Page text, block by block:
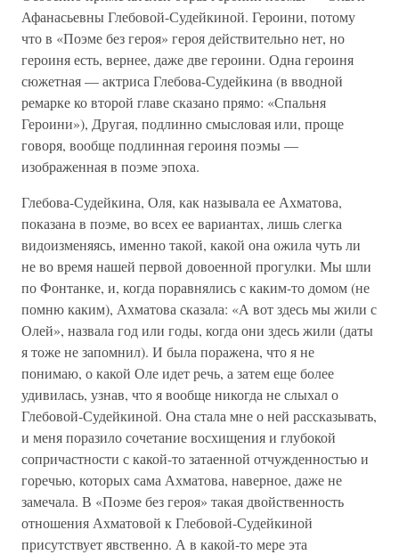
Афанасьевны Глебовой-Судейкиной. Героини, потому
что в «Поэме без героя» героя действительно нет, но
героиня есть, вернее, даже две героини. Одна героиня
сюжетная — актриса Глебова-Судейкина (в вводной
ремарке ко второй главе сказано прямо: «Спальня
Героини»), Другая, подлинно смысловая или, проще
говоря, вообще подлинная героиня поэмы —
изображенная в поэме эпоха.
Глебова-Судейкина, Оля, как называла ее Ахматова,
показана в поэме, во всех ее вариантах, лишь слегка
видоизменяясь, именно такой, какой она ожила чуть ли
не во время нашей первой довоенной прогулки. Мы шли
по Фонтанке, и, когда поравнялись с каким-то домом (не
помню каким), Ахматова сказала: «А вот здесь мы жили с
Олей», назвала год или годы, когда они здесь жили (даты
я тоже не запомнил). И была поражена, что я не
понимаю, о какой Оле идет речь, а затем еще более
удивилась, узнав, что я вообще никогда не слыхал о
Глебовой-Судейкиной. Она стала мне о ней рассказывать,
и меня поразило сочетание восхищения и глубокой
сопричастности с какой-то затаенной отчужденностью и
горечью, которых сама Ахматова, наверное, даже не
замечала. В «Поэме без героя» такая двойственность
отношения Ахматовой к Глебовой-Судейкиной
присутствует явственно. А в какой-то мере эта